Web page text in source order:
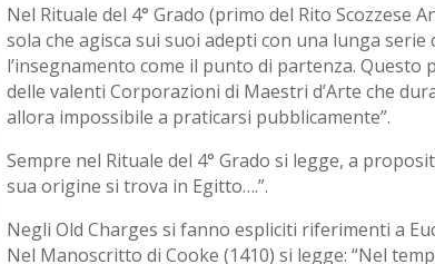
Nel Rituale del 4° Grado (primo del Rito Scozzese
sola che agisca sui suoi adepti con una lunga
l’insegnamento come il punto di partenza. Questo
delle valenti Corporazioni di Maestri d’Arte che
allora impossibile a praticarsi pubblicamente”.
Sempre nel Rituale del 4° Grado si legge, a
sua origine si trova in Egitto….”.
Negli Old Charges si fanno espliciti riferimenti a
Nel Manoscritto di Cooke (1410) si legge: “Nel